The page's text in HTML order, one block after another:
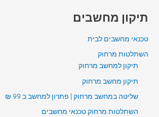
תיקון מחשבים
טכנאי מחשבים לבית
השתלטות מרחוק
תיקון למחשב מרחוק
תיקון מחשב מרחוק
שליטה במחשב מרחוק | פתרון למחשב ב 99 ₪
השתלטות מרחוק טכנאי מחשבים